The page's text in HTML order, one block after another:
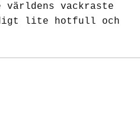
världens vackraste
lite hotfull och